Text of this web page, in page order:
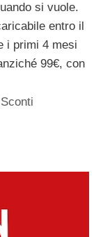
si vuole.
entro il
i primi 4 mesi
99€, con
Sconti